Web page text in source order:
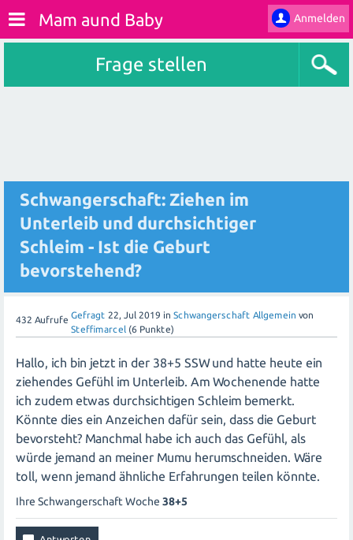
Anmelden
Mam aund Baby
Frage stellen
Schwangerschaft: Ziehen im
Unterleib und durchsichtiger
Schleim - Ist die Geburt
bevorstehend?
432 Aufrufe Gefragt 22, Jul 2019 in Schwangerschaft Allgemein von
Steffimarcel (6 Punkte)
Hallo, ich bin jetzt in der 38+5 SSW und hatte heute ein
ziehendes Gefühl im Unterleib. Am Wochenende hatte
ich zudem etwas durchsichtigen Schleim bemerkt.
Könnte dies ein Anzeichen dafür sein, dass die Geburt
bevorsteht? Manchmal habe ich auch das Gefühl, als
würde jemand an meiner Mumu herumschneiden. Wäre
toll, wenn jemand ähnliche Erfahrungen teilen könnte.
Ihre Schwangerschaft Woche 38+5